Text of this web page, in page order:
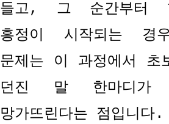
들고, 그 순간부터
흥정이 시작되는 경
문제는 이 과정에서 초
던진 말 한마디가
망가뜨린다는 점입니다.